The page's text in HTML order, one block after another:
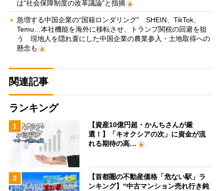
は“社会保障制度の改革議論”と指摘
急増する中国企業の“国籍ロンダリング” SHEIN、TikTok、
Temu…本社機能を海外に移転させ、トランプ関税の回避を狙
う 現地人を隠れ蓑にした中国企業の農業参入・土地取得への
懸念も
関連記事
ランキング
1
【資産10億円超・かんちさんが厳
選！】「キオクシアの次」に資金が流
れる期待の高…
2
【首都圏の不動産価格「危ない駅」ラ
ンキング】“中古マンション売れ行き鈍